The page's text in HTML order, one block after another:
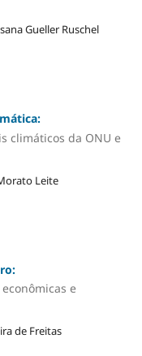
Gueller Ruschel
climáticos da ONU e
Leite
e
de Freitas